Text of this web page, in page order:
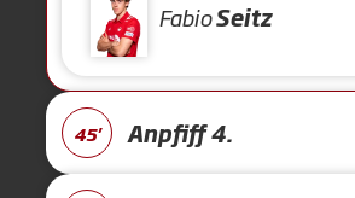
FabioSeitz
45' Anpfiff 4.